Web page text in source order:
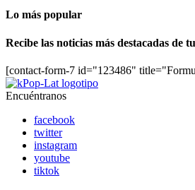
Lo más popular
Recibe las noticias más destacadas de
[contact-form-7 id="123486"
Encuéntranos
facebook
twitter
instagram
youtube
tiktok